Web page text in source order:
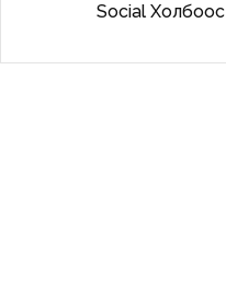
Social Холбоос